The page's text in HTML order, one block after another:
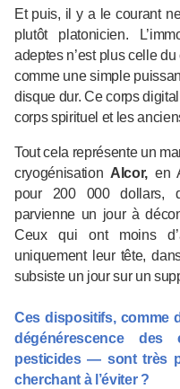
Et puis, il y a le courant
plutôt platonicien.
adeptes n’est plus celle
comme une simple
disque dur. Ce corps
corps spirituel et les
Tout cela représente un
cryogénisation Alcor, en
pour 200 000 dollars,
parvienne un jour à
Ceux qui ont moins
uniquement leur tête,
subsiste un jour sur un
Ces dispositifs, comme
dégénérescence
pesticides — sont très
cherchant à l’éviter ?